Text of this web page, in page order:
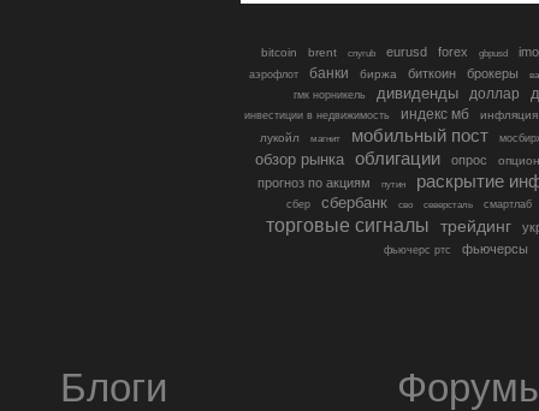
bitcoin brent cnyrub eurusd forex gbpusd
аэрофлот банки биржа биткоин брокеры
гмк норникель
дивиденды доллар
инвестиции в недвижимость индекс мб
инфляция
лукойл
магнит мобильный пост
обзор рынка облигации опрос
прогноз по акциям путин раскрытие
сбер сбербанк сво северсталь смартлаб
торговые сигналы трейдинг
фьючерс ртс фьючерсы
Блоги